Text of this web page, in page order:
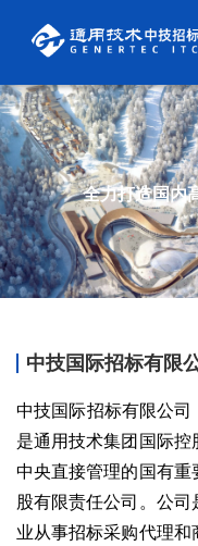
全力打造国内
全力打造国内
中技国际招标有限
中技国际招标有限公司
是通用技术集团国际
中央直接管理的国有
股有限责任公司。公
业从事招标采购代理